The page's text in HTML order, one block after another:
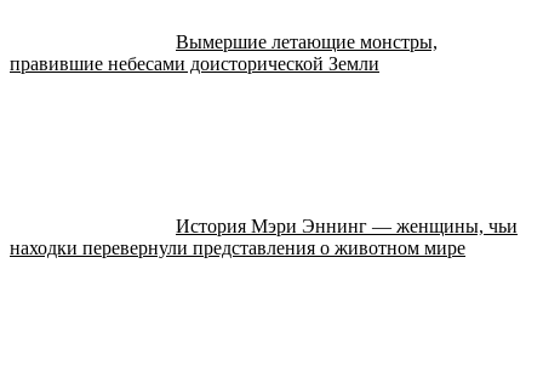
Вымершие летающие монстры,
правившие небесами доисторической Земли
История Мэри Эннинг — женщины, чьи
находки перевернули представления о животном мире